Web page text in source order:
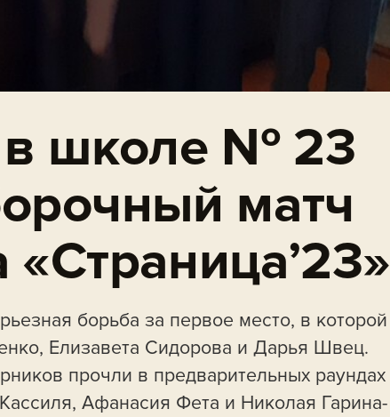
в школе № 23
матч
борьба за первое место, в которой
Елизавета Сидорова и Дарья Швец.
прочли в предварительных раундах
Афанасия Фета и Николая Гарина-